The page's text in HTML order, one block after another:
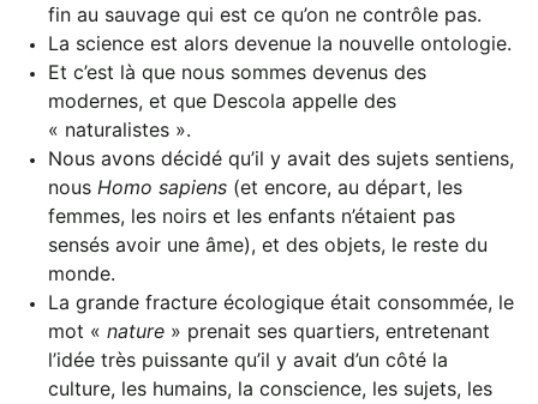
fin au sauvage qui est ce qu’on ne contrôle pas.
La science est alors devenue la nouvelle ontologie.
Et c’est là que nous sommes devenus des
modernes, et que Descola appelle des
« naturalistes ».
Nous avons décidé qu’il y avait des sujets sentiens,
nous Homo sapiens (et encore, au départ, les
femmes, les noirs et les enfants n’étaient pas
sensés avoir une âme), et des objets, le reste du
monde.
La grande fracture écologique était consommée, le
mot « nature » prenait ses quartiers, entretenant
l’idée très puissante qu’il y avait d’un côté la
culture, les humains, la conscience, les sujets, les